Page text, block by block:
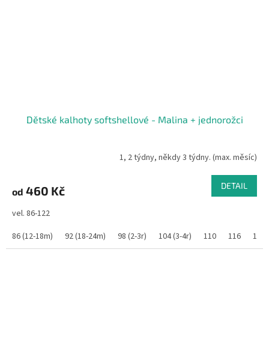
Dětské kalhoty softshellové - Malina + jednorožci
1, 2 týdny, někdy 3 týdny. (max. měsíc)
od 460 Kč DETAIL
vel. 86-122
86 (12-18m)
92 (18-24m) 98 (2-3r) 104 (3-4r) 110 116 122